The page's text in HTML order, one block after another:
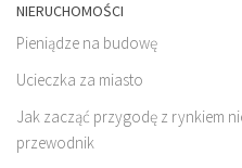
NIERUCHOMOŚCI
Pieniądze na budowę
Ucieczka za miasto
Jak zacząć przygodę z rynkiem
przewodnik